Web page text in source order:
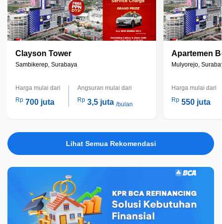
Clayson Tower
Sambikerep, Surabaya
Harga mulai dari
Rp 700 juta
Angsuran mulai dari
Rp 3,5 juta /bulan
Apartemen
Mulyorejo,
Harga mulai dari
Rp 550 juta
Lihat Semua Rekomendasi